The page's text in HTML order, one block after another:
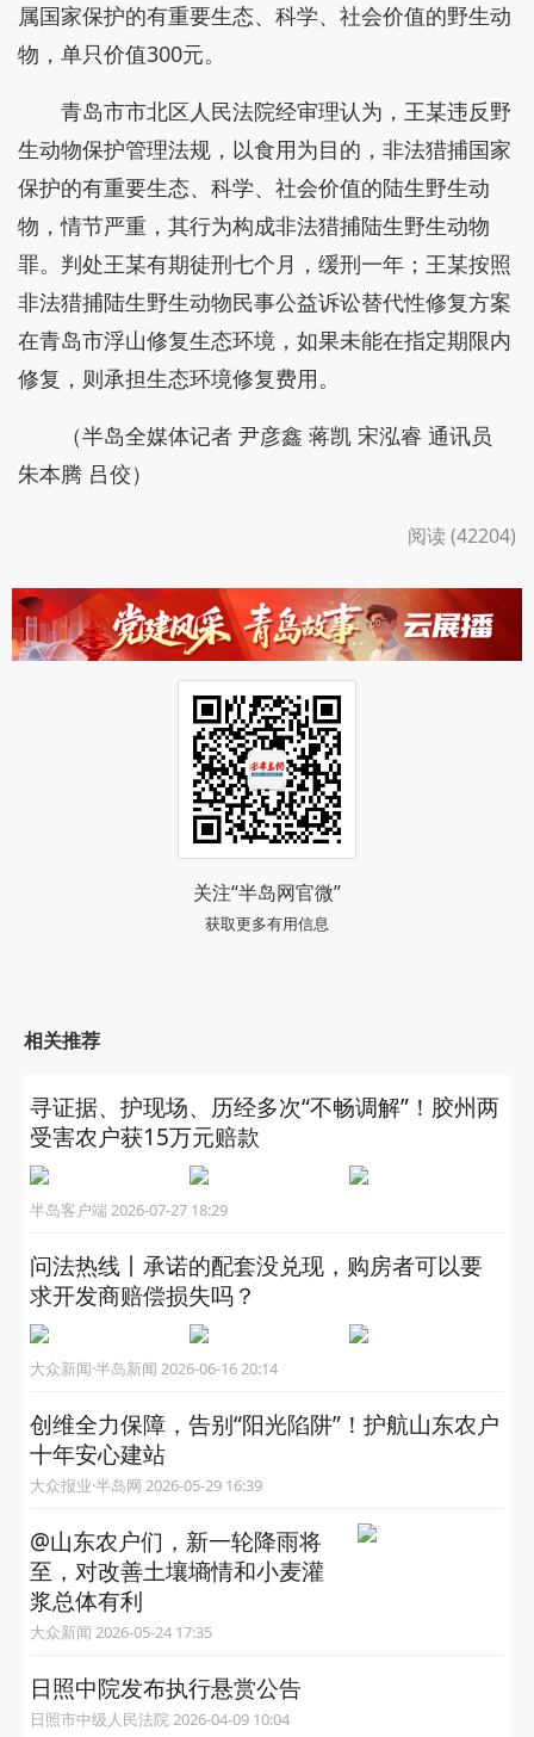
属国家保护的有重要生态、科学、社会价值的野生动
物，单只价值300元。
青岛市市北区人民法院经审理认为，王某违反野
生动物保护管理法规，以食用为目的，非法猎捕国家
保护的有重要生态、科学、社会价值的陆生野生动
物，情节严重，其行为构成非法猎捕陆生野生动物
罪。判处王某有期徒刑七个月，缓刑一年；王某按照
非法猎捕陆生野生动物民事公益诉讼替代性修复方案
在青岛市浮山修复生态环境，如果未能在指定期限内
修复，则承担生态环境修复费用。
（半岛全媒体记者 尹彦鑫 蒋凯 宋泓睿 通讯员
朱本腾 吕佼）
阅读 (42204)
关注“半岛网官微”
获取更多有用信息
相关推荐
寻证据、护现场、历经多次“不畅调解”！胶州两
受害农户获15万元赔款
半岛客户端 2026-07-27 18:29
问法热线丨承诺的配套没兑现，购房者可以要
求开发商赔偿损失吗？
大众新闻·半岛新闻 2026-06-16 20:14
创维全力保障，告别“阳光陷阱”！护航山东农户
十年安心建站
大众报业·半岛网 2026-05-29 16:39
@山东农户们，新一轮降雨将
至，对改善土壤墒情和小麦灌
浆总体有利
大众新闻 2026-05-24 17:35
日照中院发布执行悬赏公告
日照市中级人民法院 2026-04-09 10:04